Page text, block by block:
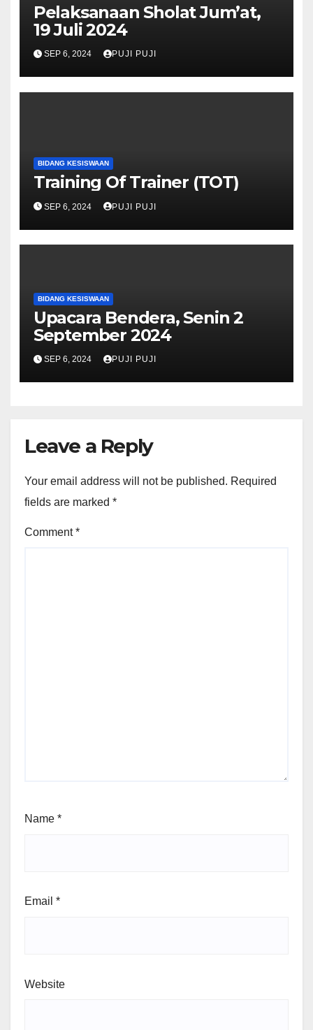
Pelaksanaan Sholat Jum’at,
19 Juli 2024
SEP 6, 2024 PUJI PUJI
BIDANG KESISWAAN
Training Of Trainer (TOT)
SEP 6, 2024 PUJI PUJI
BIDANG KESISWAAN
Upacara Bendera, Senin 2
September 2024
SEP 6, 2024 PUJI PUJI
Leave a Reply
Your email address will not be published. Required
fields are marked *
Comment*
Name *
Email *
Website